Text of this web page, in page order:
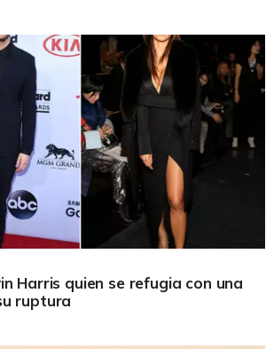
Harris quien se refugia con una
ruptura